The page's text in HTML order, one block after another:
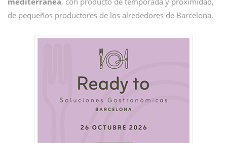
de pequeños productores de los alrededores de Barcelona.